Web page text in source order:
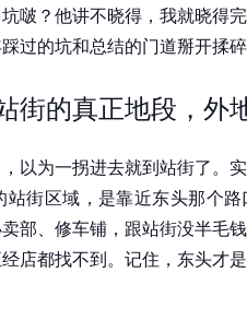
啵？他讲不晓得，我就晓得
过的坑和总结的门道掰开揉
街的真正地段，外
以为一拐进去就到站街了。
街区域，是靠近东头那个
部、修车铺，跟站街没半毛
店都找不到。记住，东头才